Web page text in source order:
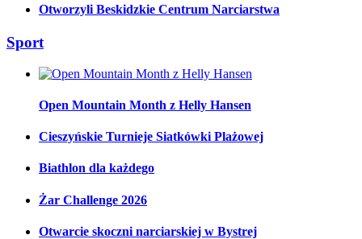
Otworzyli Beskidzkie Centrum Narciarstwa
Sport
Open Mountain Month z Helly Hansen
Cieszyńskie Turnieje Siatkówki Plażowej
Biathlon dla każdego
Żar Challenge 2026
Otwarcie skoczni narciarskiej w Bystrej